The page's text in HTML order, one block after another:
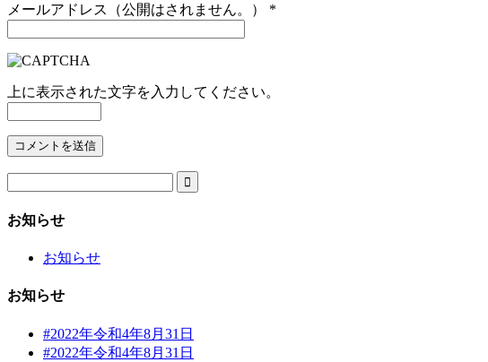
メールアドレス（公開はされません。） *
上に表示された文字を入力してください。

お知らせ
お知らせ
お知らせ
#2022年令和4年8月31日
#2022年令和4年8月31日